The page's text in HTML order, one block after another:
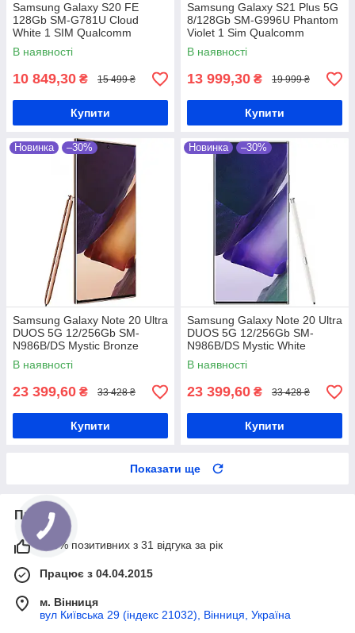
Samsung Galaxy S20 FE
128Gb SM-G781U Cloud
White 1 SIM Qualcomm
Snapdragon 865 4500 мАг
В наявності
10 849,30 ₴ 15 499 ₴
Купити
Samsung Galaxy S21 Plus 5G
8/128Gb SM-G996U Phantom
Violet 1 Sim Qualcomm
Snapdragon 888 4800 мАг
В наявності
13 999,30 ₴ 19 999 ₴
Купити
Новинка –30%
Samsung Galaxy Note 20 Ultra
DUOS 5G 12/256Gb SM-
N986B/DS Mystic Bronze
Samsung Exynos 990 + 4300
мАг
В наявності
23 399,60 ₴ 33 428 ₴
Купити
Новинка –30%
Samsung Galaxy Note 20 Ultra
DUOS 5G 12/256Gb SM-
N986B/DS Mystic White
Samsung Exynos 990 + 4300
мАг
В наявності
23 399,60 ₴ 33 428 ₴
Купити
Показати ще
Про нас
100% позитивних з 31 відгука за рік
Працює з 04.04.2015
м. Вінниця
вул Київська 29 (індекс 21032), Вінниця, Україна